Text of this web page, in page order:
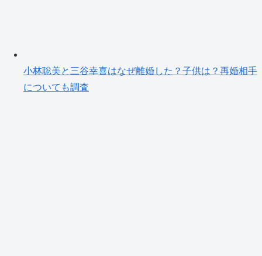
小林聡美と三谷幸喜はなぜ離婚した？子供は？再婚相手
についても調査